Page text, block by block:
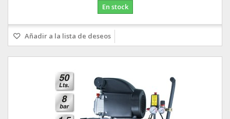
En stock
Añadir a la lista de deseos